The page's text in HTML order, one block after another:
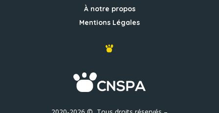
À notre propos
Mentions Légales